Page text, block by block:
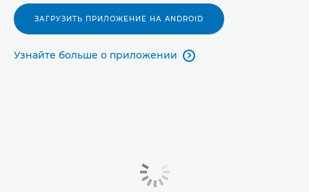
ЗАГРУЗИТЬ ПРИЛОЖЕНИЕ НА ANDROID
Узнайте больше о приложении 